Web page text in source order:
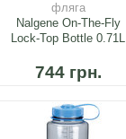
фляга
Nalgene On-The-Fly
Lock-Top Bottle 0.71L
744 грн.